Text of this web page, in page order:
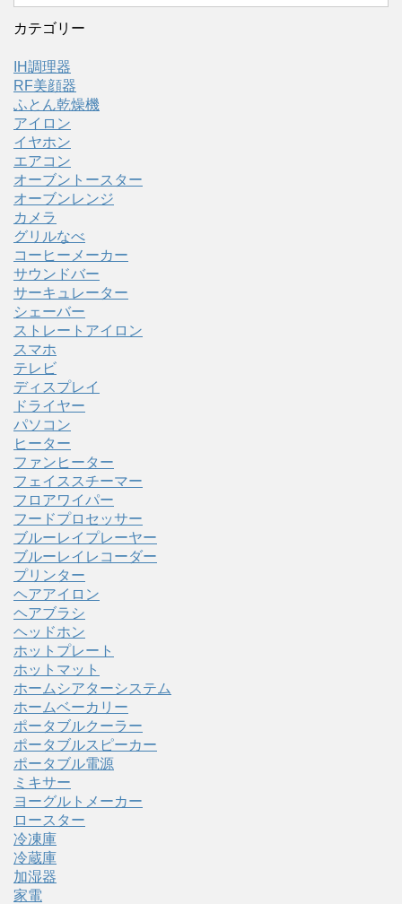
カテゴリー
IH調理器
RF美顔器
ふとん乾燥機
アイロン
イヤホン
エアコン
オーブントースター
オーブンレンジ
カメラ
グリルなべ
コーヒーメーカー
サウンドバー
サーキュレーター
シェーバー
ストレートアイロン
スマホ
テレビ
ディスプレイ
ドライヤー
パソコン
ヒーター
ファンヒーター
フェイススチーマー
フロアワイパー
フードプロセッサー
ブルーレイプレーヤー
ブルーレイレコーダー
プリンター
ヘアアイロン
ヘアブラシ
ヘッドホン
ホットプレート
ホットマット
ホームシアターシステム
ホームベーカリー
ポータブルクーラー
ポータブルスピーカー
ポータブル電源
ミキサー
ヨーグルトメーカー
ロースター
冷凍庫
冷蔵庫
加湿器
家電